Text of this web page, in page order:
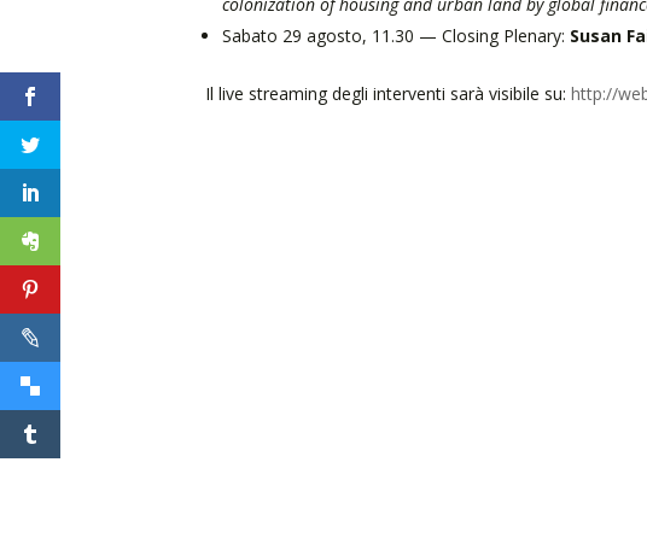
Sabato 29 agosto, 11.30 — Closing Plenary: Susan
Il live streaming degli interventi sarà visibile su: http://